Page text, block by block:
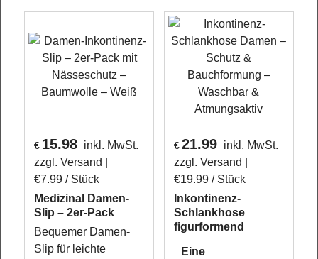
€ 15.98 inkl. MwSt.
zzgl. Versand
€7.99 / Stück
Medizinal Damen-
Slip – 2er-Pack
Bequemer Damen-
Slip für leichte
€21.99 inkl. MwSt.
zzgl. Versand
€19.99 / Stück
Inkontinenz-
Schlankhose
figurformend
Eine